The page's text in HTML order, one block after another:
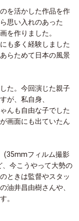
を活かした作品を作
思い入れのあった
を作りました。
も多く経験しました
らためて日本の風景
た。今回演じた親子
が、私自身、
んも自由な子でした
画面にも出ていたん
(35mmフィルム撮影
今こうやって大勢の
ときは監督やスタッ
油井昌由樹さんや、
。